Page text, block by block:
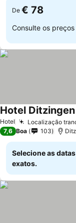
De € 78
Consulte os
Hotel Localização
Hotel Ditzingen
7,6 Boa 103
Selecione as
exatos.